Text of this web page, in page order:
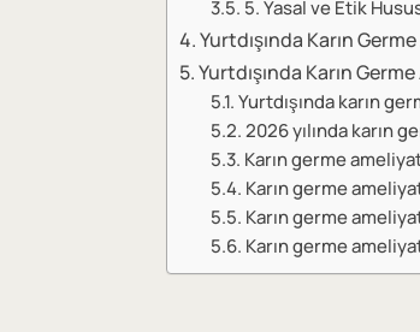
5. Yasal ve Etik
Yurtdışında Karın
Yurtdışında Karın
Yurtdışında karın
2026 yılında karın
Karın germe
Karın germe
Karın germe
Karın germe